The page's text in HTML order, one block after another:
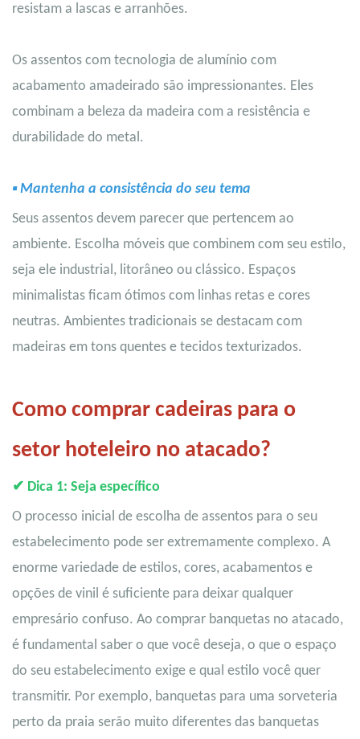
resistam a lascas e arranhões.
Os assentos com tecnologia de alumínio com
acabamento amadeirado são impressionantes. Eles
combinam a beleza da madeira com a resistência e
durabilidade do metal.
▪ Mantenha a consistência do seu tema
Seus assentos devem parecer que pertencem ao
ambiente. Escolha móveis que combinem com seu estilo,
seja ele industrial, litorâneo ou clássico. Espaços
minimalistas ficam ótimos com linhas retas e cores
neutras. Ambientes tradicionais se destacam com
madeiras em tons quentes e tecidos texturizados.
Como comprar cadeiras para o
setor hoteleiro no atacado?
✔ Dica 1: Seja específico
O processo inicial de escolha de assentos para o seu
estabelecimento pode ser extremamente complexo. A
enorme variedade de estilos, cores, acabamentos e
opções de vinil é suficiente para deixar qualquer
empresário confuso. Ao comprar banquetas no atacado,
é fundamental saber o que você deseja, o que o espaço
do seu estabelecimento exige e qual estilo você quer
transmitir. Por exemplo, banquetas para uma sorveteria
perto da praia serão muito diferentes das banquetas